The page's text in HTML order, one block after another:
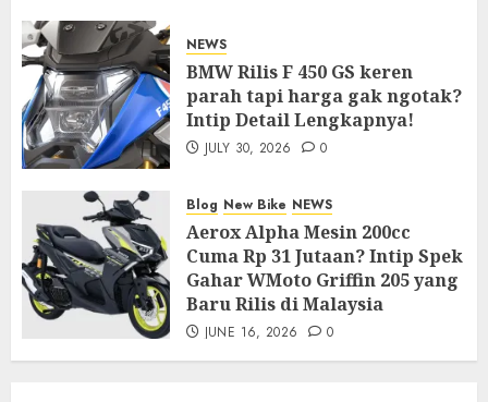
NEWS
BMW Rilis F 450 GS keren
parah tapi harga gak ngotak?
Intip Detail Lengkapnya!
JULY 30, 2026 0
Blog New Bike NEWS
Aerox Alpha Mesin 200cc
Cuma Rp 31 Jutaan? Intip Spek
Gahar WMoto Griffin 205 yang
Baru Rilis di Malaysia
JUNE 16, 2026 0